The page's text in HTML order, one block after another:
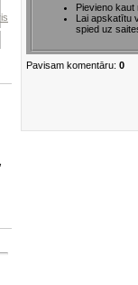
Pievieno
Lai apskatītu
spied uz
Pavisam komentāru: 0